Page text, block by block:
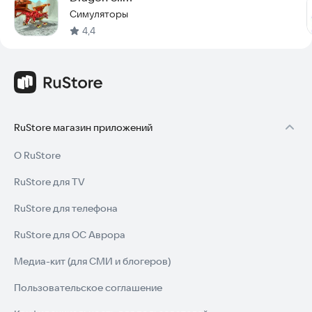
Электронная почта:
Симуляторы
4,4
RuStore магазин приложений
О RuStore
RuStore для TV
RuStore для телефона
RuStore для ОС Аврора
Медиа-кит (для СМИ и блогеров)
Пользовательское соглашение